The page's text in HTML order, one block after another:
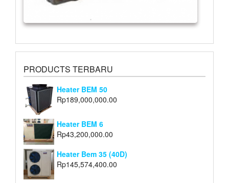
PRODUCTS TERBARU
Heater BEM 50
Rp189,000,000.00
Heater BEM 6
Rp43,200,000.00
Heater Bem 35 (40D)
Rp145,574,400.00